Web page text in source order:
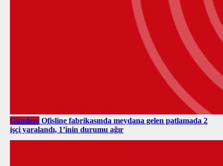
Gündem Ofisline fabrikasında meydana gelen patlamada 2
işçi yaralandı, 1’inin durumu ağır